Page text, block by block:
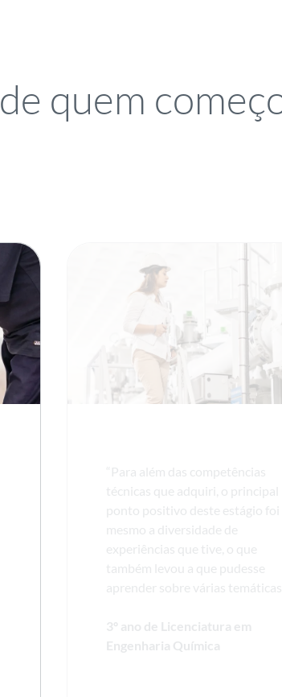
de quem
“Para além das competências
técnicas que adquiri, o principal
ponto positivo deste estágio foi
mesmo a diversidade de
experiências que tive, o que
também levou a que pudesse
aprender sobre várias
3º ano de Licenciatura em
Engenharia Química